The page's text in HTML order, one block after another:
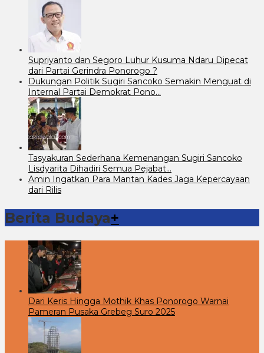
Supriyanto dan Segoro Luhur Kusuma Ndaru Dipecat
dari Partai Gerindra Ponorogo ?
Dukungan Politik Sugiri Sancoko Semakin Menguat di
Internal Partai Demokrat Pono…
Tasyakuran Sederhana Kemenangan Sugiri Sancoko
Lisdyarita Dihadiri Semua Pejabat…
Amin Ingatkan Para Mantan Kades Jaga Kepercayaan
dari Rilis
Berita Budaya+
Dari Keris Hingga Mothik Khas Ponorogo Warnai
Pameran Pusaka Grebeg Suro 2025